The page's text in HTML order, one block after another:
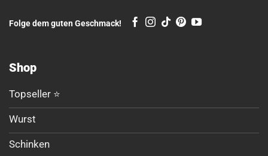
Folge dem guten Geschmack!
Shop
Topseller ⭐
Wurst
Schinken